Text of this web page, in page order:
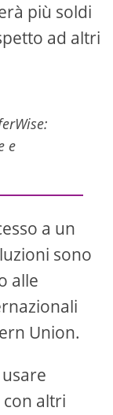
più soldi
ad altri
e
a un
sono
alle
Union.
altri